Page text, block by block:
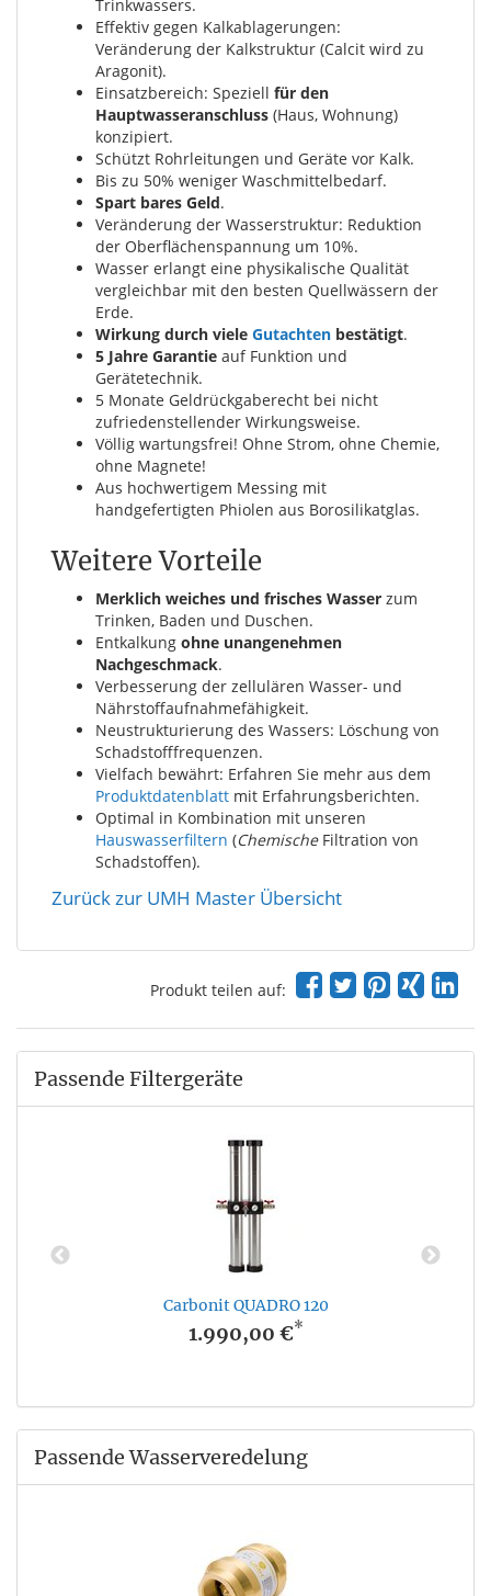
Trinkwassers.
Effektiv gegen Kalkablagerungen:
Veränderung der Kalkstruktur (Calcit wird zu
Aragonit).
Einsatzbereich: Speziell für den
Hauptwasseranschluss (Haus, Wohnung)
konzipiert.
Schützt Rohrleitungen und Geräte vor Kalk.
Bis zu 50% weniger Waschmittelbedarf.
Spart bares Geld.
Veränderung der Wasserstruktur: Reduktion
der Oberflächenspannung um 10%.
Wasser erlangt eine physikalische Qualität
vergleichbar mit den besten Quellwässern der
Erde.
Wirkung durch viele Gutachten bestätigt.
5 Jahre Garantie auf Funktion und
Gerätetechnik.
5 Monate Geldrückgaberecht bei nicht
zufriedenstellender Wirkungsweise.
Völlig wartungsfrei! Ohne Strom, ohne Chemie,
ohne Magnete!
Aus hochwertigem Messing mit
handgefertigten Phiolen aus Borosilikatglas.
Weitere Vorteile
Merklich weiches und frisches Wasser zum
Trinken, Baden und Duschen.
Entkalkung ohne unangenehmen
Nachgeschmack.
Verbesserung der zellulären Wasser- und
Nährstoffaufnahmefähigkeit.
Neustrukturierung des Wassers: Löschung von
Schadstofffrequenzen.
Vielfach bewährt: Erfahren Sie mehr aus dem
Produktdatenblatt mit Erfahrungsberichten.
Optimal in Kombination mit unseren
Hauswasserfiltern (ChemischeFiltration von
Schadstoffen).
Zurück zur UMH Master Übersicht
Produkt teilen auf:
Passende Filtergeräte
Carbonit QUADRO 120
1.990,00 €*
Passende Wasserveredelung